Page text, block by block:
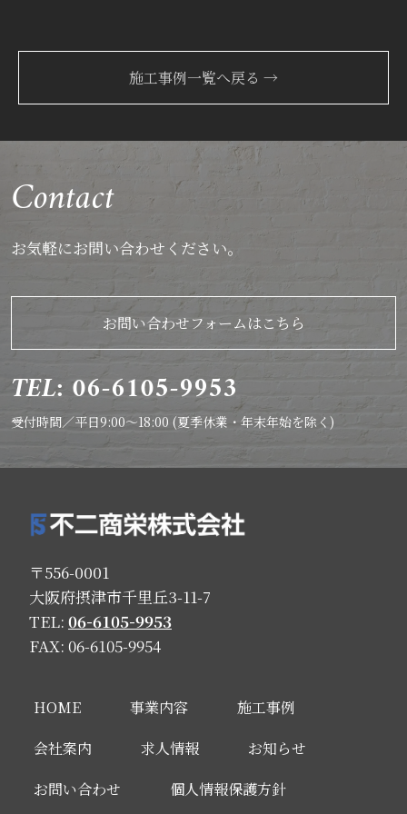
施工事例一覧へ戻る →
Contact
お気軽にお問い合わせください。
お問い合わせフォームはこちら
TEL: 06-6105-9953
受付時間／平日9:00～18:00 (夏季休業・年末年始を除く)
〒556-0001
大阪府摂津市千里丘3-11-7
TEL: 06-6105-9953
FAX: 06-6105-9954
HOME 事業内容
施工事例
会社案内
求人情報
お知らせ
お問い合わせ
個人情報保護方針